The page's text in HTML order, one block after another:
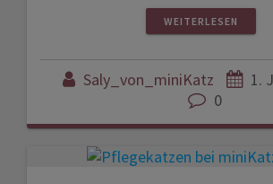
WEITERLESEN
Saly_von_miniKatz
1.
0